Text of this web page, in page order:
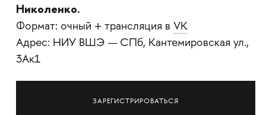
Николенко.
Формат: очный + трансляция в VK
Адрес: НИУ ВШЭ — СПб, Кантемировская ул.,
3Ак1
ЗАРЕГИСТРИРОВАТЬСЯ